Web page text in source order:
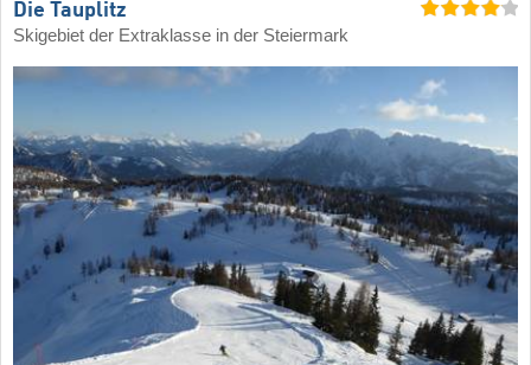
Die Tauplitz
Skigebiet der Extraklasse in der Steiermark